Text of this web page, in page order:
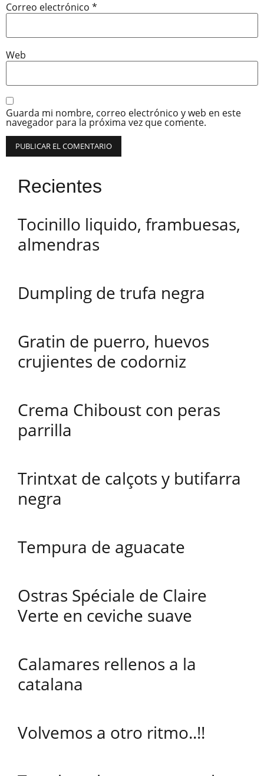
Correo electrónico *
Web
Guarda mi nombre, correo electrónico y web en este
navegador para la próxima vez que comente.
Recientes
Tocinillo liquido, frambuesas,
almendras
Dumpling de trufa negra
Gratin de puerro, huevos
crujientes de codorniz
Crema Chiboust con peras
parrilla
Trintxat de calçots y butifarra
negra
Tempura de aguacate
Ostras Spéciale de Claire
Verte en ceviche suave
Calamares rellenos a la
catalana
Volvemos a otro ritmo..!!